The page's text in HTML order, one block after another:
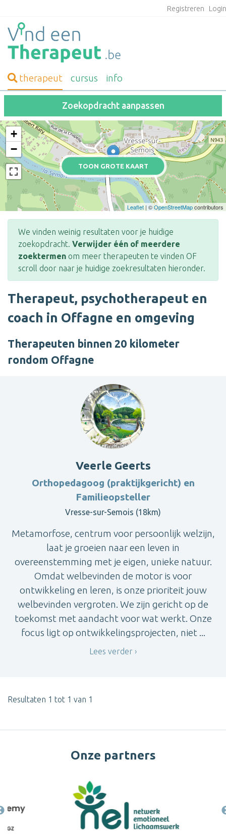
Registreren
therapeut cursus info
Zoekopdracht aanpassen
TOON GROTE KAART
+
−
Leaflet | ©OpenStreetMapcontributors
We vinden weinig resultaten voor je huidige
zoekopdracht. Verwijder één of meerdere
zoektermen om meer therapeuten te vinden OF
scroll door naar je huidige zoekresultaten hieronder.
Therapeut, psychotherapeut en
coach in Offagne en omgeving
Therapeuten binnen 20 kilometer
rondom Offagne
Veerle Geerts
Orthopedagoog (praktijkgericht) en
Familieopsteller
Vresse-sur-Semois (18km)
Metamorfose, centrum voor persoonlijk welzijn,
laat je groeien naar een leven in
overeenstemming met je eigen, unieke natuur.
Omdat welbevinden de motor is voor
ontwikkeling en leren, is onze prioriteit jouw
welbevinden vergroten. We zijn gericht op de
toekomst met aandacht voor wat werkt. Onze
focus ligt op ontwikkelingsprojecten, niet ...
Lees verder
Resultaten 1 tot 1 van 1
Onze partners